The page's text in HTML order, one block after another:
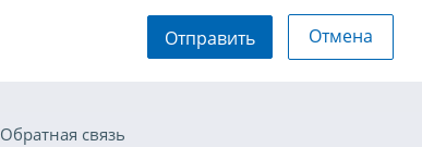
Отправить Отмена
Обратная связь